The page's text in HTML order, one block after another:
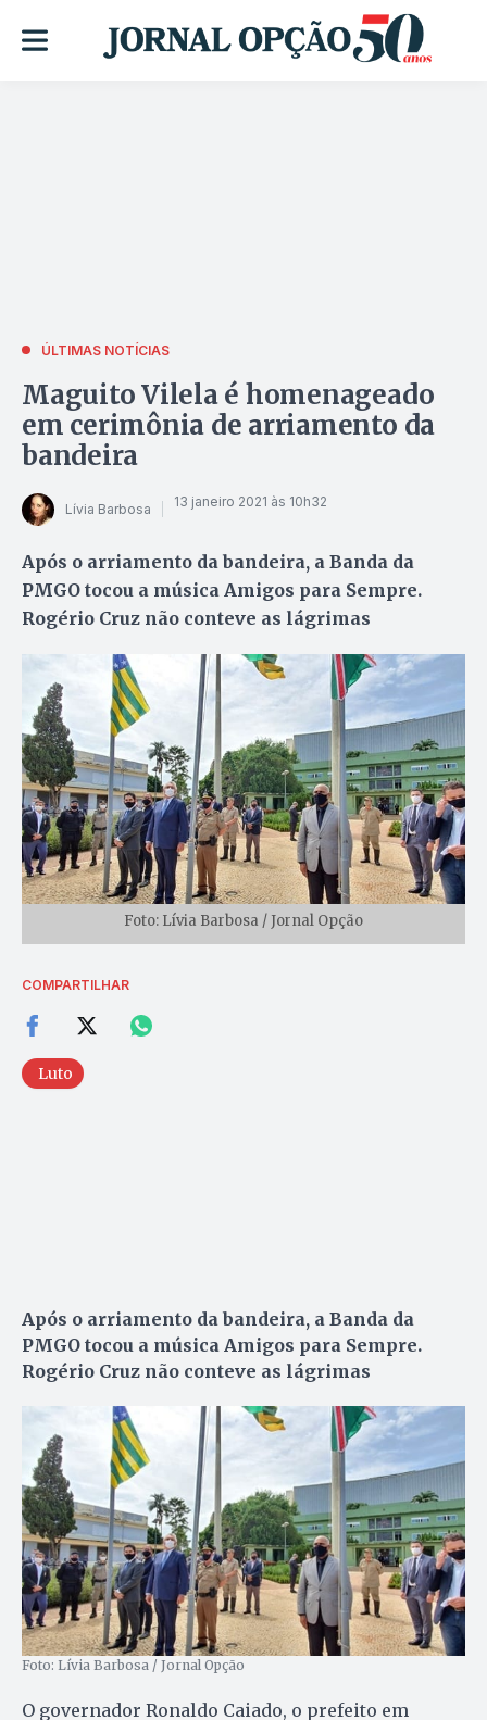
ÚLTIMAS NOTÍCIAS
Maguito Vilela é homenageado
em cerimônia de arriamento da
bandeira
Lívia Barbosa 13 janeiro 2021 às 10h32
Após o arriamento da bandeira, a Banda da
PMGO tocou a música Amigos para Sempre.
Rogério Cruz não conteve as lágrimas
Foto: Lívia Barbosa / Jornal Opção
COMPARTILHAR
Luto
Após o arriamento da bandeira, a Banda da
PMGO tocou a música Amigos para Sempre.
Rogério Cruz não conteve as lágrimas
Foto: Lívia Barbosa / Jornal Opção
O governador Ronaldo Caiado, o prefeito em